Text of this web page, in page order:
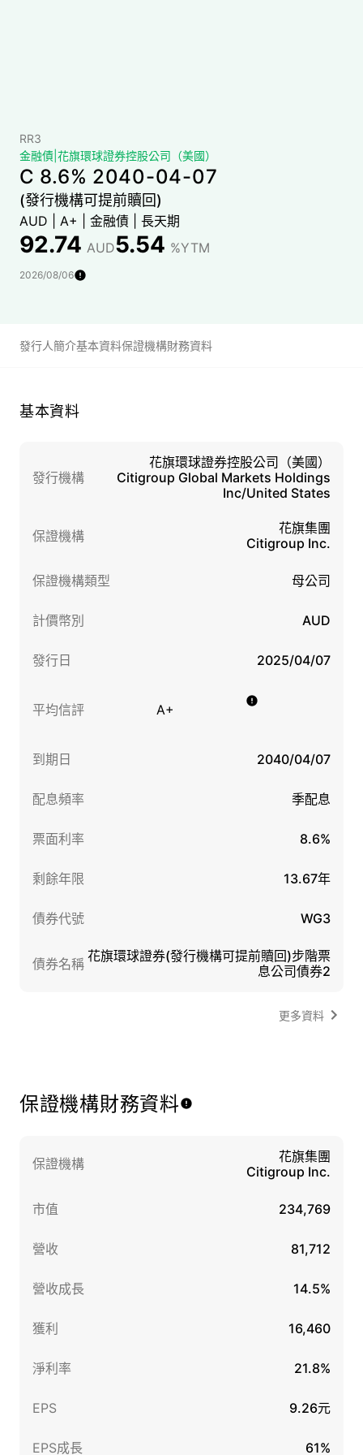
RR3
金融債 花旗環球證券控股公司（美國）
C 8.6% 2040-04-07
(發行機構可提前贖回)
AUD A+ 金融債 長天期
92.74 AUD
2026/08/06
5.54 %YTM
發行人簡介基本資料保證機構財務資料
基本資料
發行機構
花旗環球證券控股公司（美國）
Citigroup Global Markets Holdings
Inc/United States
保證機構
花旗集團
Citigroup Inc.
保證機構類型 母公司
計價幣別 AUD
發行日 2025/04/07
平均信評 A+
到期日 2040/04/07
配息頻率 季配息
票面利率 8.6%
剩餘年限 13.67年
債券代號 WG3
債券名稱 花旗環球證券(發行機構可提前贖回)步階票
息公司債券2
更多資料
保證機構財務資料
保證機構
花旗集團
Citigroup Inc.
市值 234,769
營收 81,712
營收成長 14.5%
獲利 16,460
淨利率 21.8%
EPS 9.26元
EPS成長 61%